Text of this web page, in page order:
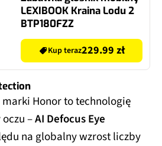
LEXIBOOK Kraina Lodu 2
BTP180FZZ
Kup teraz229.99 zł
Honor to technologię
–AI Defocus Eye
na globalny wzrost liczby